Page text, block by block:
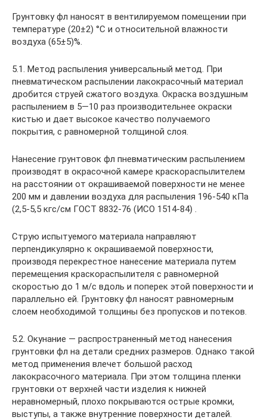
Грунтовку фл наносят в вентилируемом помещении при
температуре (20±2) °С и относительной влажности
воздуха (65±5)%.
5.1. Метод распыления универсальный метод. При
пневматическом распылении лакокрасочный материал
дробится струей сжатого воздуха. Окраска воздушным
распылением в 5—10 раз производительнее окраски
кистью и дает высокое качество получаемого
покрытия, с равномерной толщиной слоя.
Нанесение грунтовок фл пневматическим распылением
производят в окрасочной камере краскораспылителем
на расстоянии от окрашиваемой поверхности не менее
200 мм и давлении воздуха для распыления 196-540 кПа
(2,5-5,5 кгс/см ГОСТ 8832-76 (ИСО 1514-84) .
Струю испытуемого материала направляют
перпендикулярно к окрашиваемой поверхности,
производя перекрестное нанесение материала путем
перемещения краскораспылителя с равномерной
скоростью до 1 м/с вдоль и поперек этой поверхности и
параллельно ей. Грунтовку фл наносят равномерным
слоем необходимой толщины без пропусков и потеков.
5.2. Окунание — распространенный метод нанесения
грунтовки фл на детали средних размеров. Однако такой
метод применения влечет большой расход
лакокрасочного материала. При этом толщина пленки
грунтовки от верхней части изделия к нижней
неравномерный, плохо покрываются острые кромки,
выступы, а также внутренние поверхности деталей.